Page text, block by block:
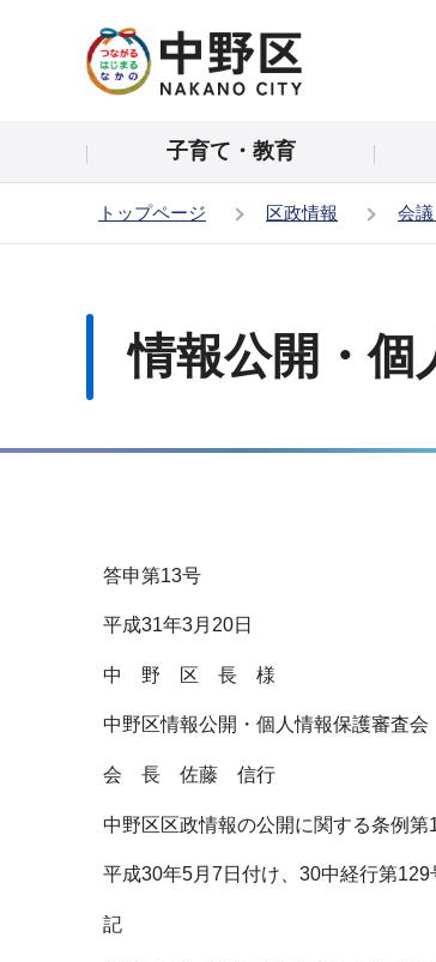
の
頭
子育て・教育
トップページ 区政情報 会
情報公開・個
答申第13号
平成31年3月20日
中 野 区 長 様
中野区情報公開・個人情報保護審査
会 長 佐藤 信行
中野区区政情報の公開に関する条例第
平成30年5月7日付け、30中経行第
記
ナ
ビ
ー
シ
ン
こ
ら